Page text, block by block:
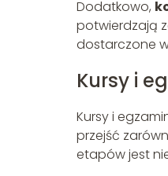
Dodatkowo,
potwierdzają
dostarczone
Kursy i
Kursy i
przejść
etapów jest